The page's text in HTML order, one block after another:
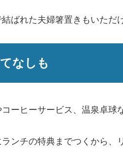
ばれた夫婦箸置きもいただ
なしも
ーヒーサービス、温泉卓球
ンチの特典までつくから、